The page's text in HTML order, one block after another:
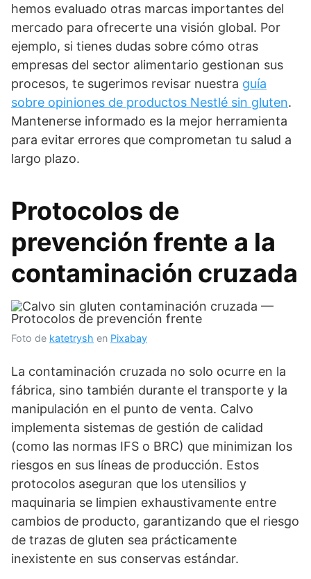
hemos evaluado otras marcas importantes del
mercado para ofrecerte una visión global. Por
ejemplo, si tienes dudas sobre cómo otras
empresas del sector alimentario gestionan sus
procesos, te sugerimos revisar nuestra guía
sobre opiniones de productos Nestlé sin gluten.
Mantenerse informado es la mejor herramienta
para evitar errores que comprometan tu salud a
largo plazo.
Protocolos de
prevención frente a la
contaminación cruzada
Foto de katetrysh en Pixabay
La contaminación cruzada no solo ocurre en la
fábrica, sino también durante el transporte y la
manipulación en el punto de venta. Calvo
implementa sistemas de gestión de calidad
(como las normas IFS o BRC) que minimizan los
riesgos en sus líneas de producción. Estos
protocolos aseguran que los utensilios y
maquinaria se limpien exhaustivamente entre
cambios de producto, garantizando que el riesgo
de trazas de gluten sea prácticamente
inexistente en sus conservas estándar.